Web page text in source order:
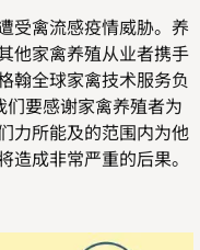
受禽流感疫情威胁。养
他家禽养殖从业者携手
翰全球家禽技术服务负
要感谢家禽养殖者为
力所能及的范围内为他
成非常严重的后果。